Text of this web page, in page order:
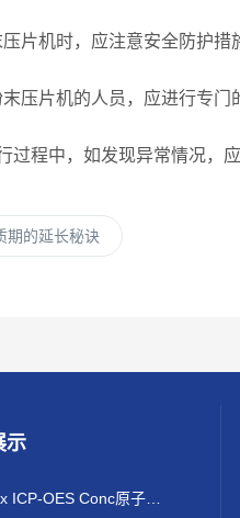
机时，应注意安全防护措
片机的人员，应进行专门
程中，如发现异常情况，应
期的延长秘诀
示